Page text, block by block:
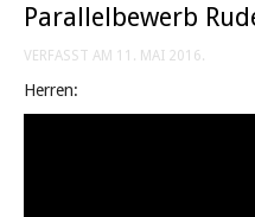
Parallelbewerb
VERFASST AM 11. MAI 2016.
Herren: